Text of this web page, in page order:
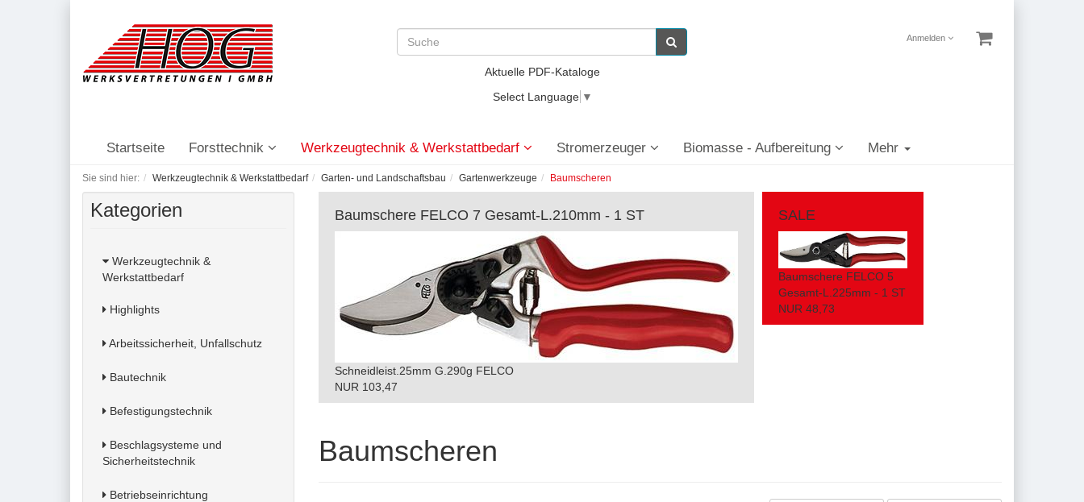
Anmelden
Aktuelle PDF-Kataloge
Select Language ▼
Startseite Forsttechnik Werkzeugtechnik & Werkstattbedarf Stromerzeuger Biomasse - Aufbereitung Mehr
Sie sind hier: Werkzeugtechnik & Werkstattbedarf Garten- und Landschaftsbau Gartenwerkzeuge Baumscheren
Kategorien
Werkzeugtechnik &
Werkstattbedarf
Highlights
Arbeitssicherheit, Unfallschutz
Bautechnik
Befestigungstechnik
Beschlagsysteme und
Sicherheitstechnik
Betriebseinrichtung
Baumschere FELCO 7 Gesamt-L.210mm - 1 ST
Schneidleist.25mm G.290g FELCO
NUR 103,47
SALE
Baumschere FELCO 5
Gesamt-L.225mm - 1 ST
NUR 48,73
Baumscheren